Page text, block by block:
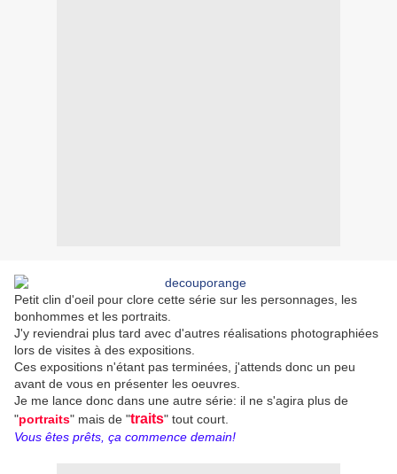
Petit clin d'oeil pour clore cette série sur les personnages, les
bonhommes et les portraits.
J'y reviendrai plus tard avec d'autres réalisations photographiées
lors de visites à des expositions.
Ces expositions n'étant pas terminées, j'attends donc un peu
avant de vous en présenter les oeuvres.
Je me lance donc dans une autre série: il ne s'agira plus de
"portraits" mais de "traits" tout court.
Vous êtes prêts, ça commence demain!